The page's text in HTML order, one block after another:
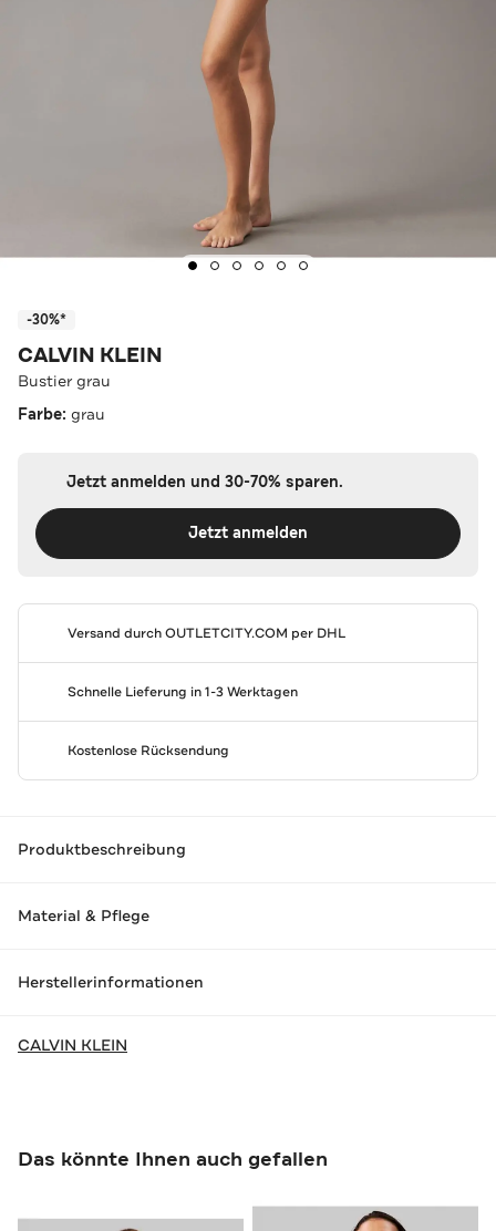
-30%*
CALVIN KLEIN
Bustier grau
Farbe: grau
Jetzt anmelden und 30-70% sparen.
Jetzt anmelden
Versand durchOUTLETCITY.COM per DHL
Schnelle Lieferung in 1-3 Werktagen
Kostenlose Rücksendung
Produktbeschreibung
Material & Pflege
Herstellerinformationen
CALVIN KLEIN
Das könnte Ihnen auch gefallen